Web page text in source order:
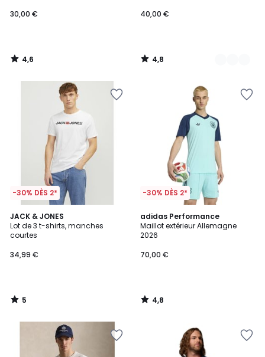
30,00 €
4,6
/
40,00 €
4,8
/
-30% DÈS 2*
JACK & JONES
Lot de 3 t-shirts, manches
courtes
34,99 €
5
/
5
5
/
-30% DÈS 2*
adidas Performance
Maillot extérieur Allemagne
2026
70,00 €
4,8
/ 5
4,8
/